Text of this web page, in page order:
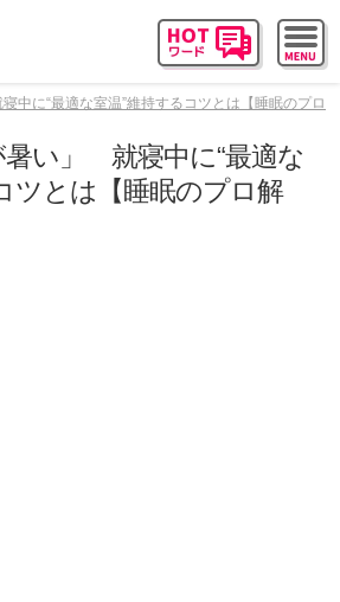
中に“最適な室温”維持するコツとは【睡眠のプロ
暑い」 就寝中に“最適な
ツとは【睡眠のプロ解